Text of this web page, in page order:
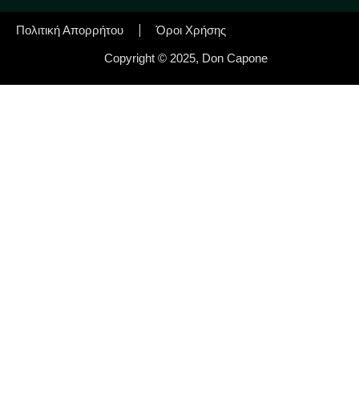
Copyright © 2025, Don Capone
Πολιτική Απορρήτου Όροι Χρήσης